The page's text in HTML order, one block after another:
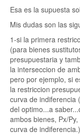
Esa es la supuesta
Mis dudas son las
1-si la primera
(para bienes
presupuestaria y
la interseccion de
pero por ejemplo, si
la restriccion
curva de indiferencia
del optimo...a
ambos bienes, Px/
curva de indiferencia.)